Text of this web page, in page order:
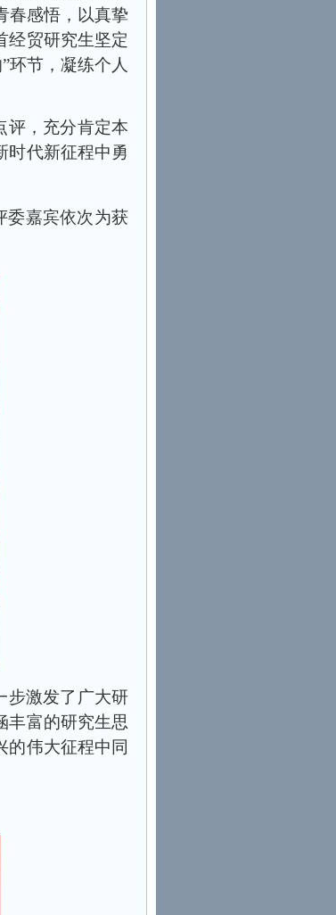
春感悟，以真挚
经贸研究生坚定
环节，凝练个人
评，充分肯定本
时代新征程中勇
委嘉宾依次为获
步激发了广大研
丰富的研究生思
的伟大征程中同